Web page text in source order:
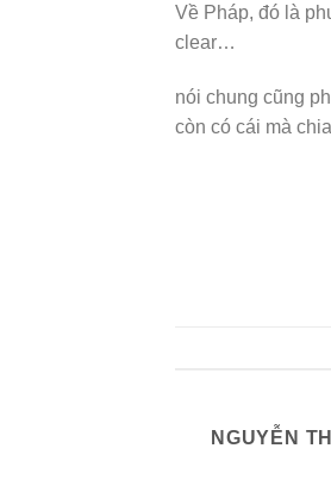
Về Pháp, đó là
clear…
nói chung cũng
còn có cái mà chia
NGUYỄN